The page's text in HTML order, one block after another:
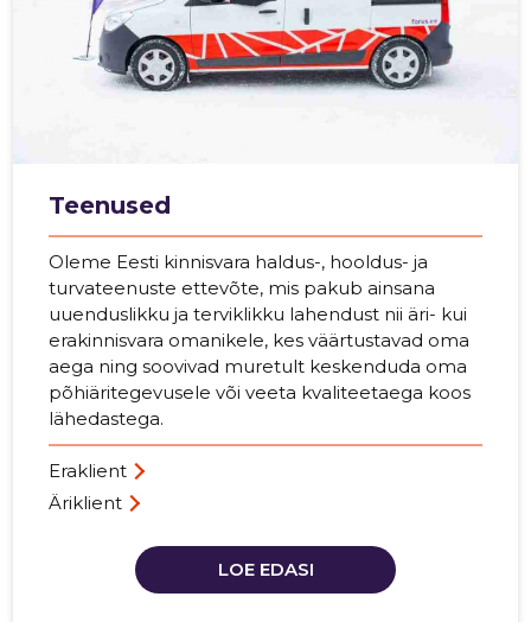
Teenused
Oleme Eesti kinnisvara haldus-, hooldus- ja
turvateenuste ettevõte, mis pakub ainsana
uuenduslikku ja terviklikku lahendust nii äri- kui
erakinnisvara omanikele, kes väärtustavad oma
aega ning soovivad muretult keskenduda oma
põhiäritegevusele või veeta kvaliteetaega koos
lähedastega.
Eraklient
Äriklient
LOE EDASI